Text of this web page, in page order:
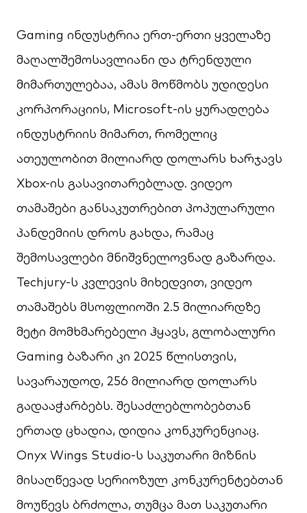
Gaming ინდუსტრია ერთ-ერთი ყველაზე
მაღალშემოსავლიანი და ტრენდული
მიმართულებაა, ამას მოწმობს უდიდესი
კორპორაციის, Microsoft-ის ყურადღება
ინდუსტრიის მიმართ, რომელიც
ათეულობით მილიარდ დოლარს ხარჯავს
Xbox-ის გასავითარებლად. ვიდეო
თამაშები განსაკუთრებით პოპულარული
პანდემიის დროს გახდა, რამაც
შემოსავლები მნიშვნელოვნად გაზარდა.
Techjury-ს კვლევის მიხედვით, ვიდეო
თამაშებს მსოფლიოში 2.5 მილიარდზე
მეტი მომხმარებელი ჰყავს, გლობალური
Gaming ბაზარი კი 2025 წლისთვის,
სავარაუდოდ, 256 მილიარდ დოლარს
გადააჭარბებს. შესაძლებლობებთან
ერთად ცხადია, დიდია კონკურენციაც.
Onyx Wings Studio-ს საკუთარი მიზნის
მისაღწევად სერიოზულ კონკურენტებთან
მოუწევს ბრძოლა, თუმცა მათ საკუთარი